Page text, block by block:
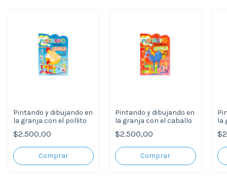
Pintando y dibujando en
la granja con el pollito
$2.500,00
Pintando y dibujando en
la granja con el caballo
$2.500,00
la